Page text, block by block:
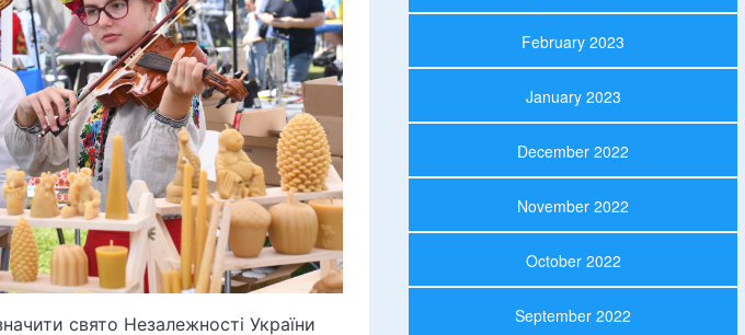
свято Незалежності України
February 2023
January 2023
December 2022
November 2022
October 2022
September 2022